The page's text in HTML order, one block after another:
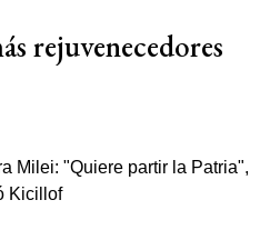
rejuvenecedores